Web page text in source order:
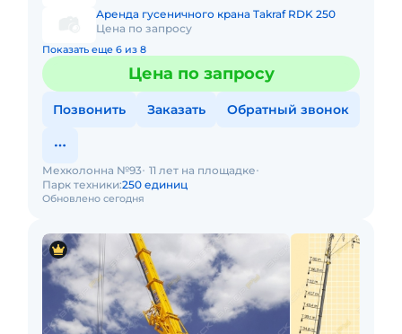
Аренда гусеничного крана Takraf RDK 250
Цена по запросу
Показать еще 6 из 8
Цена по запросу
Позвонить Заказать Обратный звонок
Обновлено сегодня
Мехколонна №93 11 лет на площадке
Парк техники:250 единиц